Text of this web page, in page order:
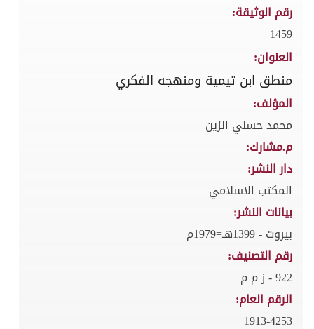
رقم الوثيقة:
1459
العنوان:
منطق ابن تيمية ومنهجه الفكري
المؤلف:
محمد حسني الزين
م.مشارك:
دار النشر:
المكتب الاسلامي
بيانات النشر:
بيروت - 1399هـ=1979م
رقم التصنيف:
922 - ز م م
الرقم العام:
1913-4253